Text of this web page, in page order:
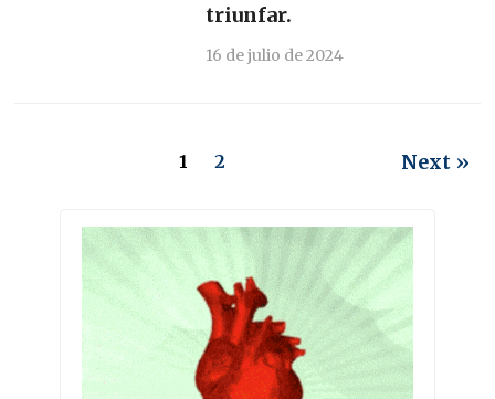
triunfar.
16 de julio de 2024
1 2 Next »